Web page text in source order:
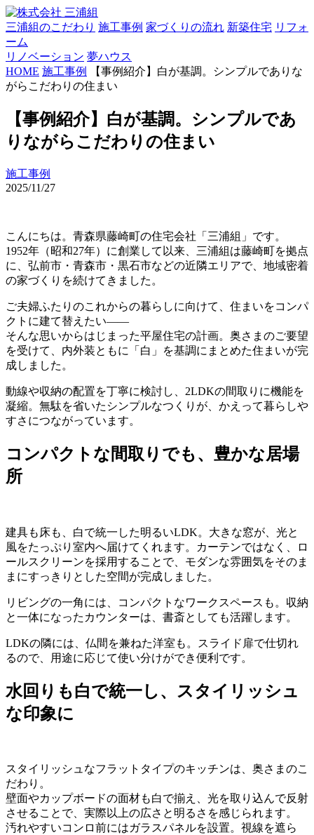
三浦組のこだわり 施工事例 家づくりの流れ 新築住宅 リフォ
ーム
リノベーション 夢ハウス
HOME 施工事例
【事例紹介】白が基調。シンプルでありな
がらこだわりの住まい
【事例紹介】白が基調。シンプルであ
りながらこだわりの住まい
施工事例
2025/11/27
こんにちは。青森県藤崎町の住宅会社「三浦組」です。
1952年（昭和27年）に創業して以来、三浦組は藤崎町を拠点
に、弘前市・青森市・黒石市などの近隣エリアで、地域密着
の家づくりを続けてきました。
ご夫婦ふたりのこれからの暮らしに向けて、住まいをコンパ
クトに建て替えたい——
そんな思いからはじまった平屋住宅の計画。奥さまのご要望
を受けて、内外装ともに「白」を基調にまとめた住まいが完
成しました。
動線や収納の配置を丁寧に検討し、2LDKの間取りに機能を
凝縮。無駄を省いたシンプルなつくりが、かえって暮らしや
すさにつながっています。
コンパクトな間取りでも、豊かな居場
所
建具も床も、白で統一した明るいLDK。大きな窓が、光と
風をたっぷり室内へ届けてくれます。カーテンではなく、ロ
ールスクリーンを採用することで、モダンな雰囲気をそのま
まにすっきりとした空間が完成しました。
リビングの一角には、コンパクトなワークスペースも。収納
と一体になったカウンターは、書斎としても活躍します。
LDKの隣には、仏間を兼ねた洋室も。スライド扉で仕切れ
るので、用途に応じて使い分けができ便利です。
水回りも白で統一し、スタイリッシュ
な印象に
スタイリッシュなフラットタイプのキッチンは、奥さまのこ
だわり。
壁面やカップボードの面材も白で揃え、光を取り込んで反射
させることで、実際以上の広さと明るさを感じられます。
汚れやすいコンロ前にはガラスパネルを設置。視線を遮ら